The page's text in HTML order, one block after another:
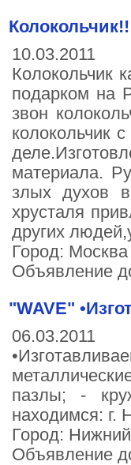
10.03.2011
Колокольчик
подарком на
звон
колокольчик
материала.
злых духов
хрусталя
других
Город: Москва
Объявление
"WAVE"
06.03.2011
пазлы; -
находимся: г.
Город:
Объявление